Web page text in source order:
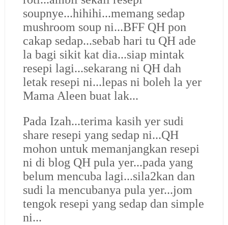
soupnye...hihihi...memang sedap
mushroom soup ni...BFF QH pon
cakap sedap...sebab hari tu QH ade
la bagi sikit kat dia...siap mintak
resepi lagi...sekarang ni QH dah
letak resepi ni...lepas ni boleh la yer
Mama Aleen buat lak...
Pada Izah...terima kasih yer sudi
share resepi yang sedap ni...QH
mohon untuk memanjangkan resepi
ni di blog QH pula yer...pada yang
belum mencuba lagi...sila2kan dan
sudi la mencubanya pula yer...jom
tengok resepi yang sedap dan simple
ni...